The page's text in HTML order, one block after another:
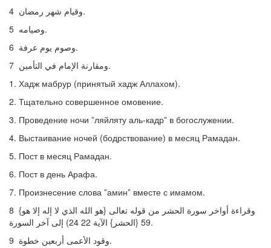
4 وقيام شهر رمضان.
5 وصيامه.
6 وصوم يوم عرفة.
7 ومقارنة الإمام في التأمين.
1. Хадж мабрур (принятый хадж Аллахом).
2. Тщательно совершенное омовение.
3. Проведение ночи ”ляйляту аль-кадр” в богослужении.
4. Выстаивание ночей (бодрствование) в месяц Рамадан.
5. Пост в месяц Рамадан.
6. Пост в день Арафа.
7. Произнесение слова ”амин” вместе с имамом.
8 وقراءة أواخر سورة الحشر من قوله تعالى {هو الله الذي لا إله إلا هو}
59 {الحشر} الآية 22 24) إلى آخر السورة.
9 وقود الأعمى أربعين خطوة.